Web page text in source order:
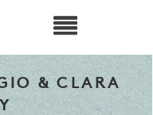
& CLARA